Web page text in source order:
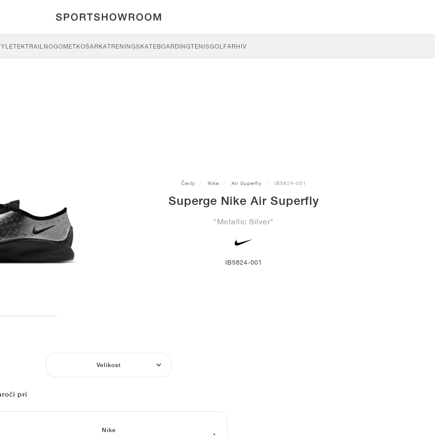
TEKTRAILNOGOMETKOŠARKATRENINGSKATEBOARDINGTENISGOLFARHIV
Čevlji Nike Air Superfly IB5824-001
Superge Nike Air Superfly
"Metallic Silver"
IB5824-001
Velikost
pri
Nike